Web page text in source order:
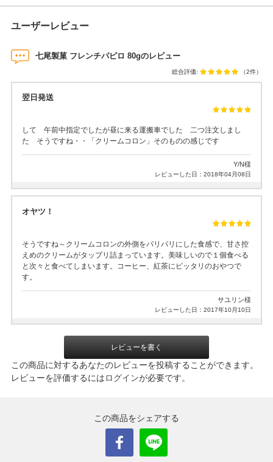
ユーザーレビュー
七尾製菓 フレンチパピロ 80gのレビュー
総合評価: （2件）
翌日発送
して 午前中指定でしたが昼に来る運搬車でした 二つ注文しまし
た そうですね・・「クリームコロン」そのものの感じです
Y/N様
レビューした日：2018年04月08日
オヤツ！
そうですね～クリームコロンの外側をパリパリにした食感で、甘さ控
えめのクリームがタップリ詰まっています。美味しいので１個食べる
と次々と食べてしまいます。コーヒー、紅茶にピッタリのおやつで
す。
サユリン様
レビューした日：2017年10月10日
レビューを書く
この商品に対するあなたのレビューを投稿することができます。
レビューを評価するにはログインが必要です。
この商品をシェアする